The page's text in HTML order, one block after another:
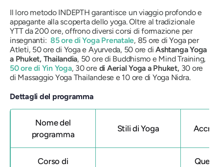
Il loro metodo INDEPTH garantisce un viaggio profondo e
appagante alla scoperta dello yoga. Oltre al tradizionale
YTT da 200 ore, offrono diversi corsi di formazione per
insegnanti: 85 ore di Yoga Prenatale, 85 ore di Yoga per
Atleti, 50 ore di Yoga e Ayurveda, 50 ore diAshtanga Yoga
a Phuket, Thailandia, 50 ore di Buddhismo e Mind Training,
50 ore di Yin Yoga, 30 ore di Aerial Yoga a Phuket,30 ore
di Massaggio Yoga Thailandese e 10 ore di Yoga Nidra.
Dettagli del programma
Nome del
programma
Stili di Yoga
Corso di